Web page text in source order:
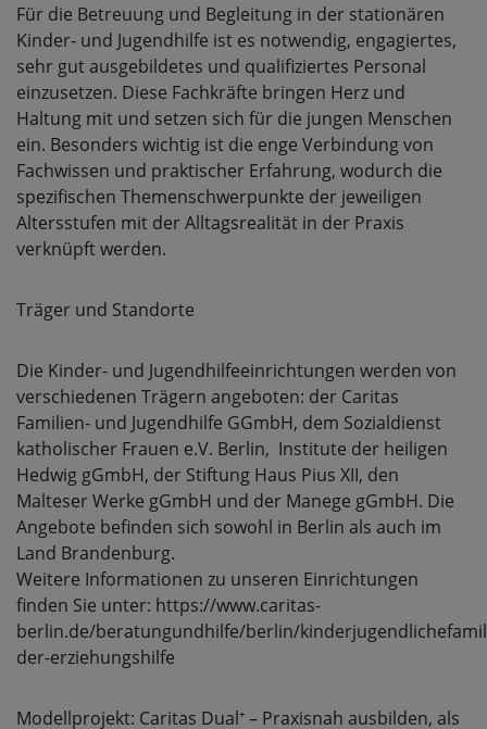
Für die Betreuung und Begleitung in der stationären
Kinder- und Jugendhilfe ist es notwendig, engagiertes,
sehr gut ausgebildetes und qualifiziertes Personal
einzusetzen. Diese Fachkräfte bringen Herz und
Haltung mit und setzen sich für die jungen Menschen
ein. Besonders wichtig ist die enge Verbindung von
Fachwissen und praktischer Erfahrung, wodurch die
spezifischen Themenschwerpunkte der jeweiligen
Altersstufen mit der Alltagsrealität in der Praxis
verknüpft werden.
Träger und Standorte
Die Kinder- und Jugendhilfeeinrichtungen werden von
verschiedenen Trägern angeboten: der Caritas
Familien- und Jugendhilfe GGmbH, dem Sozialdienst
katholischer Frauen e.V. Berlin, Institute der heiligen
Hedwig gGmbH, der Stiftung Haus Pius XII, den
Malteser Werke gGmbH und der Manege gGmbH. Die
Angebote befinden sich sowohl in Berlin als auch im
Land Brandenburg.
Weitere Informationen zu unseren Einrichtungen
finden Sie unter: https://www.caritas-
berlin.de/beratungundhilfe/berlin/
der-erziehungshilfe
Modellprojekt: Caritas Dual⁺ – Praxisnah ausbilden, als